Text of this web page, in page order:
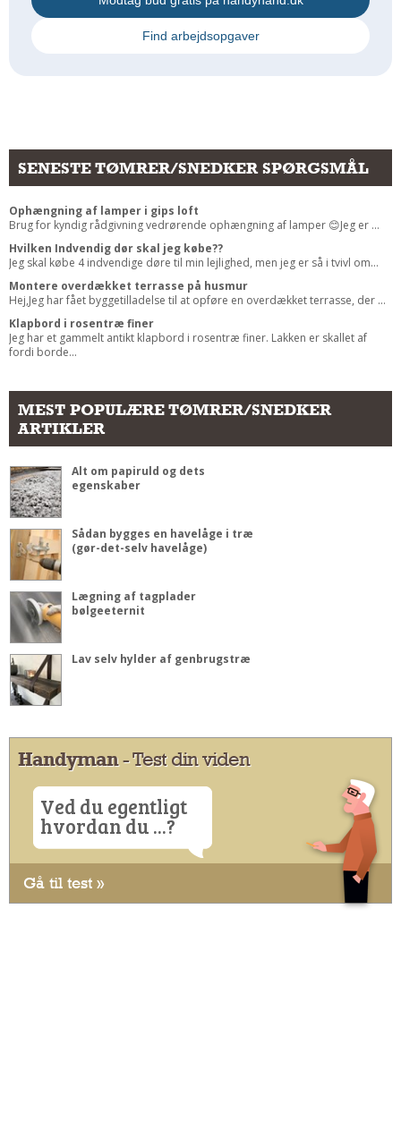
Find arbejdsopgaver
SENESTE TØMRER/SNEDKER SPØRGSMÅL
Ophængning af lamper i gips loft
Brug for kyndig rådgivning vedrørende ophængning af lamper 😊Jeg er ...
Hvilken Indvendig dør skal jeg købe??
Jeg skal købe 4 indvendige døre til min lejlighed, men jeg er så i tvivl om...
Montere overdækket terrasse på husmur
Hej,Jeg har fået byggetilladelse til at opføre en overdækket terrasse, der ...
Klapbord i rosentræ finer
Jeg har et gammelt antikt klapbord i rosentræ finer. Lakken er skallet af
fordi borde...
MEST POPULÆRE TØMRER/SNEDKER
ARTIKLER
Alt om papiruld og dets
egenskaber
Sådan bygges en havelåge i træ
(gør-det-selv havelåge)
Lægning af tagplader
bølgeeternit
Lav selv hylder af genbrugstræ
Handyman- Test din viden
Ved du egentligt
hvordan du ...?
Gå til test »